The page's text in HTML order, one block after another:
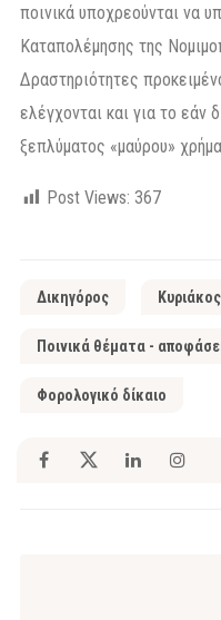
ποινικά υποχρεούνται να
Καταπολέμησης της
Δραστηριότητες
ελέγχονται και για το εάν
ξεπλύματος «μαύρου»
Post Views: 367
Δικηγόρος
Ποινικά θέματα -
Φορολογικό δίκαιο